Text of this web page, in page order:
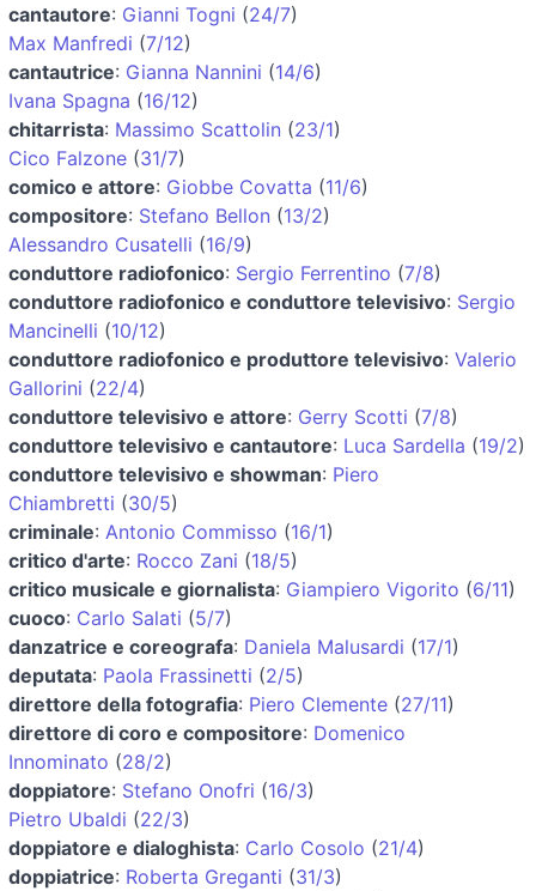
cantautore: Gianni Togni (24/7)
Max Manfredi (7/12)
cantautrice: Gianna Nannini (14/6)
Ivana Spagna (16/12)
chitarrista: Massimo Scattolin (23/1)
Cico Falzone (31/7)
comico e attore: Giobbe Covatta (11/6)
compositore: Stefano Bellon (13/2)
Alessandro Cusatelli (16/9)
conduttore radiofonico: Sergio Ferrentino (7/8)
conduttore radiofonico e conduttore televisivo: Sergio
Mancinelli (10/12)
conduttore radiofonico e produttore televisivo: Valerio
Gallorini (22/4)
conduttore televisivo e attore: Gerry Scotti (7/8)
conduttore televisivo e cantautore: Luca Sardella (19/2)
conduttore televisivo e showman: Piero
Chiambretti (30/5)
criminale: Antonio Commisso (16/1)
critico d'arte: Rocco Zani (18/5)
critico musicale e giornalista: Giampiero Vigorito (6/11)
cuoco: Carlo Salati (5/7)
danzatrice e coreografa: Daniela Malusardi (17/1)
deputata: Paola Frassinetti (2/5)
direttore della fotografia: Piero Clemente (27/11)
direttore di coro e compositore: Domenico
Innominato (28/2)
doppiatore: Stefano Onofri (16/3)
Pietro Ubaldi (22/3)
doppiatore e dialoghista: Carlo Cosolo (21/4)
doppiatrice: Roberta Greganti (31/3)